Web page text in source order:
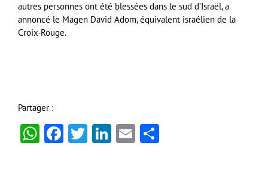
autres personnes ont été blessées dans le sud d’Israël, a
annoncé le Magen David Adom, équivalent israélien de la
Croix-Rouge.
Partager :
WhatsApp
Facebook
Twitter
LinkedIn
Email